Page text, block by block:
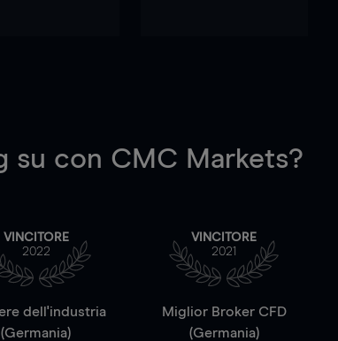
su con CMC Markets?
VINCITORE
2022
dell'industria
(Germania)
VINCITORE
2021
Miglior Broker CFD
(Germania)